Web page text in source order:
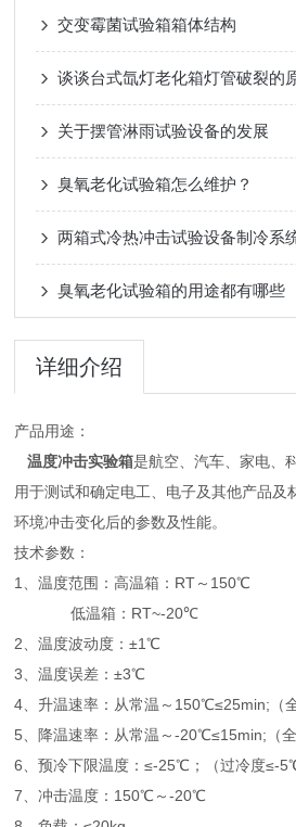
交变霉菌试验箱箱体结构
谈谈台式氙灯老化箱灯管破裂的
关于摆管淋雨试验设备的发展
臭氧老化试验箱怎么维护？
两箱式冷热冲击试验设备制冷系
臭氧老化试验箱的用途都有哪些
详细介绍
产品用途：
温度冲击实验箱是航空、汽车、家电、
用于测试和确定电工、电子及其他产品及
环境冲击变化后的参数及性能。
技术参数：
1、温度范围：高温箱：RT～150℃
低温箱：RT~-20℃
2、温度波动度：±1℃
3、温度误差：±3℃
4、升温速率：从常温～150℃≤25min;（
5、降温速率：从常温～-20℃≤15min;（全
6、预冷下限温度：≤-25℃；（过冷度≤-
7、冲击温度：150℃～-20℃